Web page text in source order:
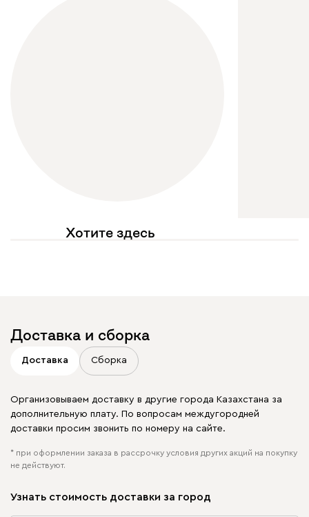
Хотите здесь
Доставка и сборка
Доставка Сборка
Организовываем доставку в другие города Казахстана за
дополнительную плату. По вопросам междугородней
доставки просим звонить по номеру на сайте.
* при оформлении заказа в рассрочку условия других акций на покупку
не действуют.
Узнать стоимость доставки за город